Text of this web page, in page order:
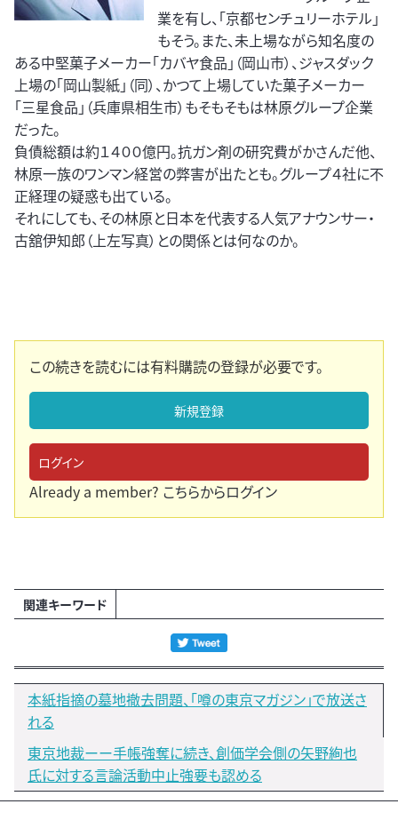
業を有し、「京都センチュリーホテル」
もそう。また、未上場ながら知名度の
ある中堅菓子メーカー「カバヤ食品」（岡山市）、ジャスダック
上場の「岡山製紙」（同）、かつて上場していた菓子メーカー
「三星食品」（兵庫県相生市）もそもそもは林原グループ企業
だった。
負債総額は約１４００億円。抗ガン剤の研究費がかさんだ他、
林原一族のワンマン経営の弊害が出たとも。グループ４社に不
正経理の疑惑も出ている。
それにしても、その林原と日本を代表する人気アナウンサー・
古舘伊知郎（上左写真）との関係とは何なのか。
この続きを読むには有料購読の登録が必要です。
新規登録
ログイン
Already a member? こちらからログイン
関連キーワード
本紙指摘の墓地撤去問題、「噂の東京マガジン」で放送さ
れる
東京地裁ーー手帳強奪に続き、創価学会側の矢野絢也
氏に対する言論活動中止強要も認める